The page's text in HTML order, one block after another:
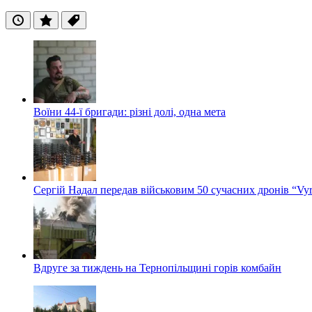
ОстанніПопулярні
Теги
Воїни 44-ї бригади: різні долі, одна мета
Сергій Надал передав військовим 50 сучасних дронів
Вдруге за тиждень на Тернопільщині горів комбайн